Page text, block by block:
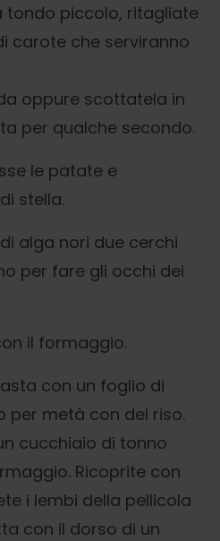
tondo piccolo, ritagliate
carote che serviranno
oppure scottatela in
per qualche secondo.
le patate e
stella.
alga nori due cerchi
per fare gli occhi dei
il formaggio.
con un foglio di
per metà con del riso.
cucchiaio di tonno
Ricoprite con
i lembi della pellicola
con il dorso di un